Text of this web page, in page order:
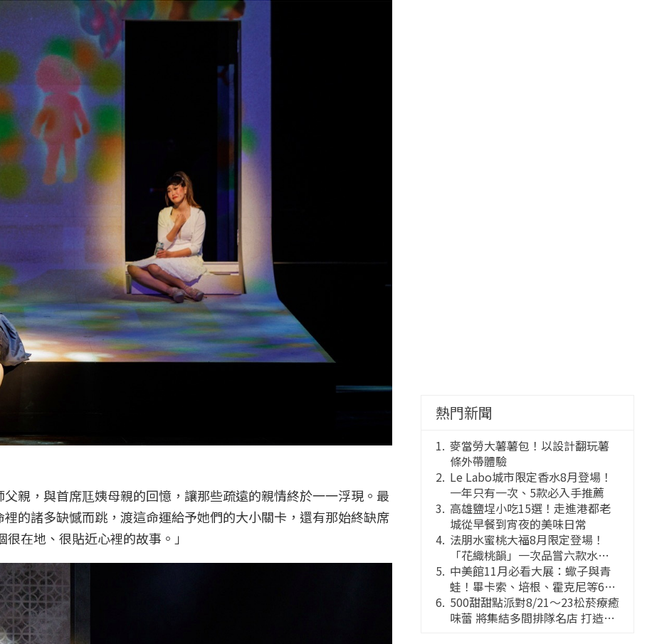
親，與首席尫姨母親的回憶，讓那些疏遠的親情終於一一浮現。最
的諸多缺憾而跳，渡這命運給予她們的大小關卡，還有那始終缺席
在地、很貼近心裡的故事。」
熱門新聞
麥當勞大薯薯包！以設計翻玩薯
條外帶體驗
Le Labo城市限定香水8月登場！
一年只有一次、5款必入手推薦
高雄鹽埕小吃15選！走進港都老
城從早餐到宵夜的美味日常
法朋水蜜桃大福8月限定登場！
「花織桃韻」一次品嘗六款水蜜
桃花果大福
中美館11月必看大展：蠍子與青
蛙！畢卡索、培根、霍克尼等66
件國巨典藏亮相
500甜甜點派對8/21～23松菸療癒
味蕾 將集結多間排隊名店 打造靈